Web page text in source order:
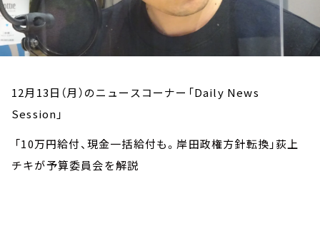
12月13日（月）のニュースコーナー「Daily News
Session」
「10万円給付、現金一括給付も。岸田政権方針転換」荻上
チキが予算委員会を解説